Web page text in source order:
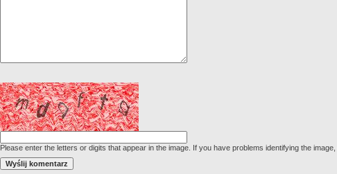
Please enter the letters or digits that appear in the image. If you have problems identifying the